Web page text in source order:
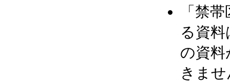
「禁
る資
の資料
きま